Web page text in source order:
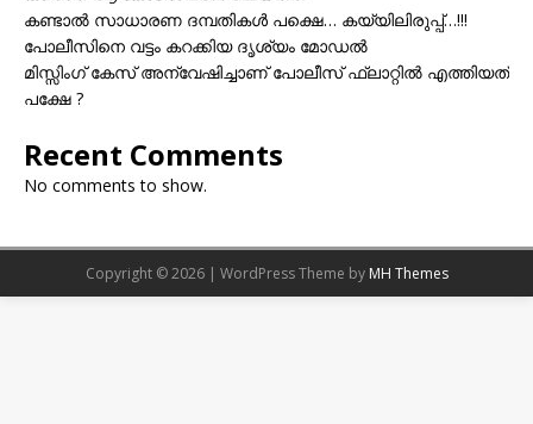
കണ്ടാൽ സാധാരണ ദമ്പതികൾ പക്ഷെ… കയ്യിലിരുപ്പ്…!!!
പോലീസിനെ വട്ടം കറക്കിയ ദൃശ്യം മോഡല്‍
മിസ്സിംഗ് കേസ് അന്വേഷിച്ചാണ് പോലീസ് ഫ്ലാറ്റിൽ എത്തിയത്
പക്ഷേ ?
Recent Comments
No comments to show.
Copyright © 2026 | WordPress Theme by MH Themes